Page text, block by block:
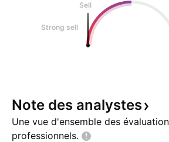
Sell
Strong sell
Note des analystes
Une vue d'ensemble des
professionnels.